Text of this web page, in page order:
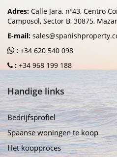
Adres: Calle Jara, nº43, Centro
Camposol, Sector B, 30875,
E-mail:
: +34 620 540 098
: +34 968 199 188
Handige links
Bedrijfsprofiel
Spaanse woningen te koop
Het koopproces